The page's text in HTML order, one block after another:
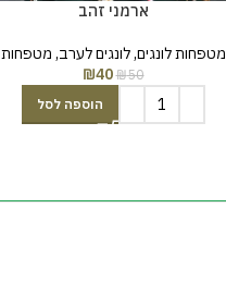
ארמני זהב
מטפחות לונגים,לונגים לערב, מטפחות
₪50
₪40
הוספה לסל